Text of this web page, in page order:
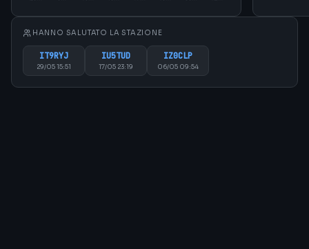
HANNO SALUTATO LA STAZIONE
IT9RYJ
29/05 15:51
IU5TUD
17/05 23:19
IZ0CLP
06/05 09:54